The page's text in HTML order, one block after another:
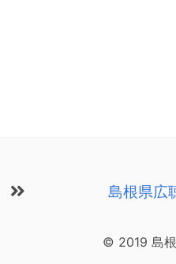
島根県広
© 2019 島